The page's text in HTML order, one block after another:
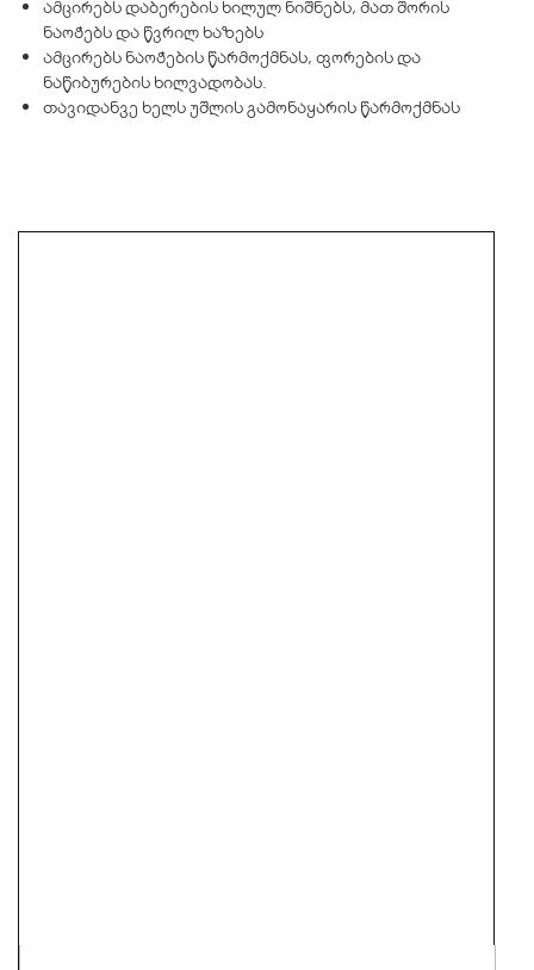
ამცირებს დაბერების ხილულ ნიშნებს, მათ შორის
ნაოჭებს და წვრილ ხაზებს
ამცირებს ნაოჭების წარმოქმნას, ფორების და
ნაწიბურების ხილვადობას.
თავიდანვე ხელს უშლის გამონაყარის წარმოქმნას